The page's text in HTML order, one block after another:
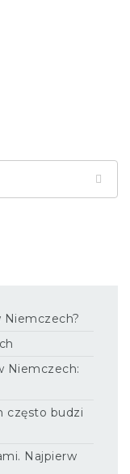
Niemczech?
Niemczech:
często budzi
Najpierw